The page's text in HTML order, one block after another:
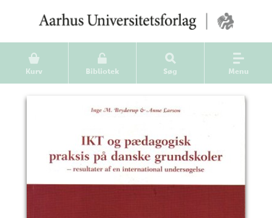
Kurv Bibliotek Søg Menu